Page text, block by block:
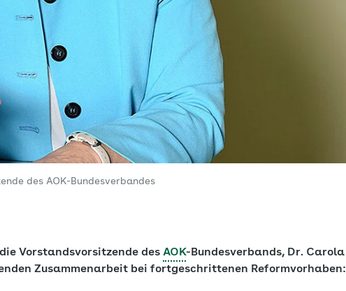
des AOK-Bundesverbandes
Vorstandsvorsitzende des AOK-Bundesverbands, Dr. Carola
Zusammenarbeit bei fortgeschrittenen Reformvorhaben: